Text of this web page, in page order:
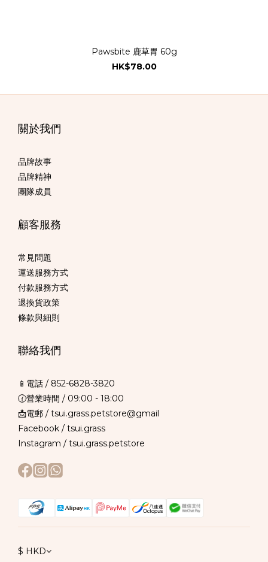
Pawsbite 鹿草胃 60g
HK$78.00
關於我們
品牌故事
品牌精神
團隊成員
顧客服務
常見問題
運送服務方式
付款服務方式
退換貨政策
條款與細則
聯絡我們
📱電話 / 852-6828-3820
🕜營業時間 / 09:00 - 18:00
📩電郵 / tsui.grass.petstore@gmail
Facebook / tsui.grass
Instagram / tsui.grass.petstore
$ HKD